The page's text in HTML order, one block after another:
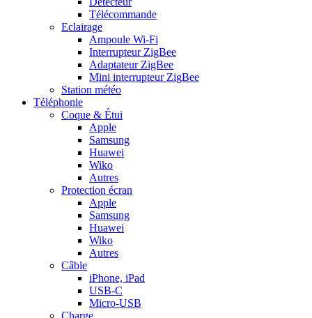
Télécommande
Eclairage
Ampoule Wi-Fi
Interrupteur ZigBee
Adaptateur ZigBee
Mini interrupteur ZigBee
Station météo
Téléphonie
Coque & Étui
Apple
Samsung
Huawei
Wiko
Autres
Protection écran
Apple
Samsung
Huawei
Wiko
Autres
Câble
iPhone, iPad
USB-C
Micro-USB
Charge